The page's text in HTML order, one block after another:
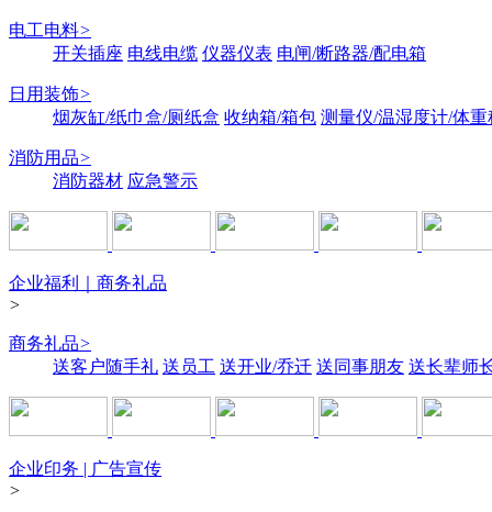
电工电料>
开关插座 电线电缆 仪器仪表 电闸/断路器/配电箱
日用装饰>
烟灰缸/纸巾盒/厕纸盒 收纳箱/箱包 测量仪/温湿度计/体重
消防用品>
消防器材 应急警示
企业福利｜商务礼品
>
商务礼品>
送客户随手礼 送员工 送开业/乔迁 送同事朋友 送长辈师
企业印务 | 广告宣传
>